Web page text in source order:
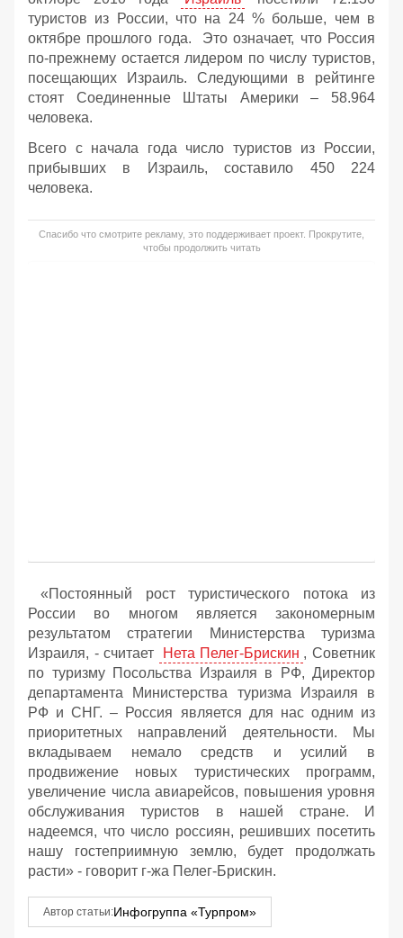
туристов из России, что на 24 % больше, чем в
октябре прошлого года. Это означает, что Россия
по-прежнему остается лидером по числу туристов,
посещающих Израиль. Следующими в рейтинге
стоят Соединенные Штаты Америки – 58.964
человека.
Всего с начала года число туристов из России,
прибывших в Израиль, составило 450 224
человека.
Спасибо что смотрите рекламу, это поддерживает проект. Прокрутите,
чтобы продолжить читать
«Постоянный рост туристического потока из
России во многом является закономерным
результатом стратегии Министерства туризма
Израиля, - считает
Нета Пелег-Брискин , Советник
по туризму Посольства Израиля в РФ, Директор
департамента Министерства туризма Израиля в
РФ и СНГ. – Россия является для нас одним из
приоритетных направлений деятельности. Мы
вкладываем немало средств и усилий в
продвижение новых туристических программ,
увеличение числа авиарейсов, повышения уровня
обслуживания туристов в нашей стране. И
надеемся, что число россиян, решивших посетить
нашу гостеприимную землю, будет продолжать
расти» - говорит г-жа Пелег-Брискин.
Автор статьи:Инфогруппа «Турпром»